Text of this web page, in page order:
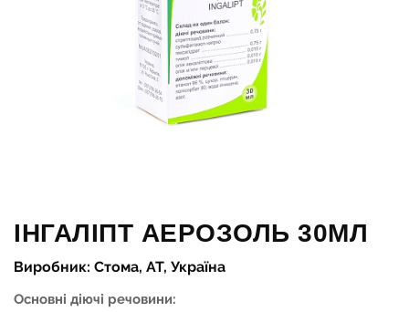
ІНГАЛІПТ АЕРОЗОЛЬ 30МЛ
Виробник: Стома, АТ, Україна
Основні діючі речовини: